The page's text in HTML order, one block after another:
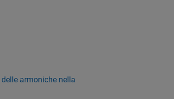
armoniche nella